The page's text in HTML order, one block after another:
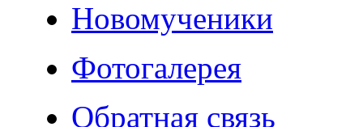
Новомученики
Фотогалерея
Обратная связь